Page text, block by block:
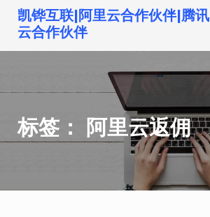
到
凯铧互联|阿里云合作伙伴|腾讯
云合作伙伴
标签： 阿里云返佣